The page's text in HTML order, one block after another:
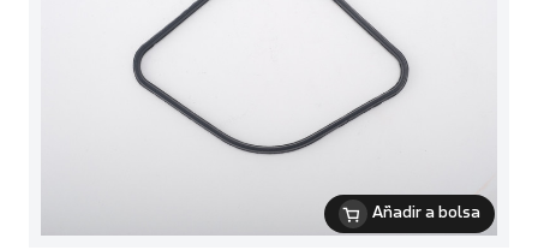
Añadir a bolsa